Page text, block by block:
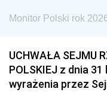
Monitor Polski rok
UCHWAŁA SEJMU
POLSKIEJ z dnia
wyrażenia przez